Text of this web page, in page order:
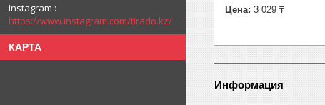
Instagram
https://www.instagram.com/tirado.kz/
КАРТА
Цена: 3 029 ₸
Информация